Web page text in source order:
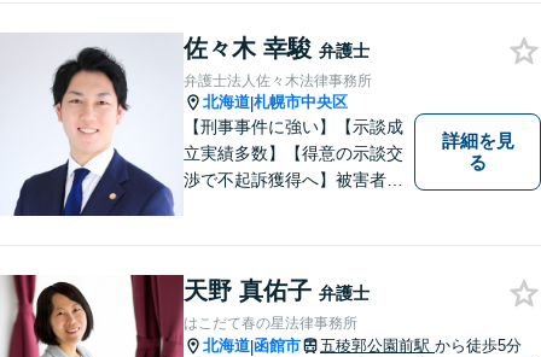
やすい説明をすること、動き
のあった都度の報告をして、
依頼者の不安や疑問の解消に
努めています。
佐々木 幸駿 弁護士
弁護士法人佐々木法律事務所
北海道|札幌市中央区
【刑事事件に強い】【示談成
立実績多数】【得意の示談交
渉で不起訴獲得へ】被害者感
早い釈放へ！離婚トラブル／
交通事故被害の方の対応実績
多数
詳細を見
る
天野 真佑子 弁護士
はこだて春の星法律事務所
北海道|函館市 五稜郭公園前駅 から徒歩5分